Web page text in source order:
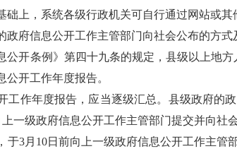
上，系统各级行政机关可自行通过网站或
政府信息公开工作主管部门向社会公布的方式
公开条例》第四十九条的规定，县级以上地
开工作年度报告。
工作年度报告，应当逐级汇总。县级政府的
一级政府信息公开工作主管部门提交并向
于3月10日前向上一级政府信息公开工作主